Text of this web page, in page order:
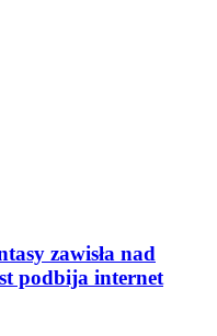
zawisła nad
podbija internet